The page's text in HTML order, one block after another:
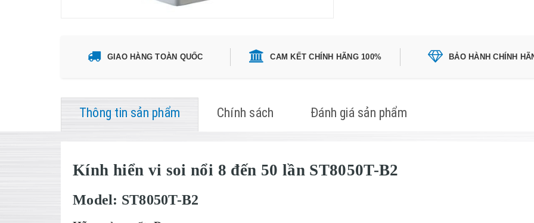
GIAO HÀNG TOÀN QUỐC CAM KẾT CHÍNH HÃNG 100% BẢO HÀNH CHÍNH
Thông tin sản phẩm Chính sách Đánh giá sản phẩm
Kính hiển vi soi nổi 8 đến 50 lần ST8050T-B2
Model: ST8050T-B2